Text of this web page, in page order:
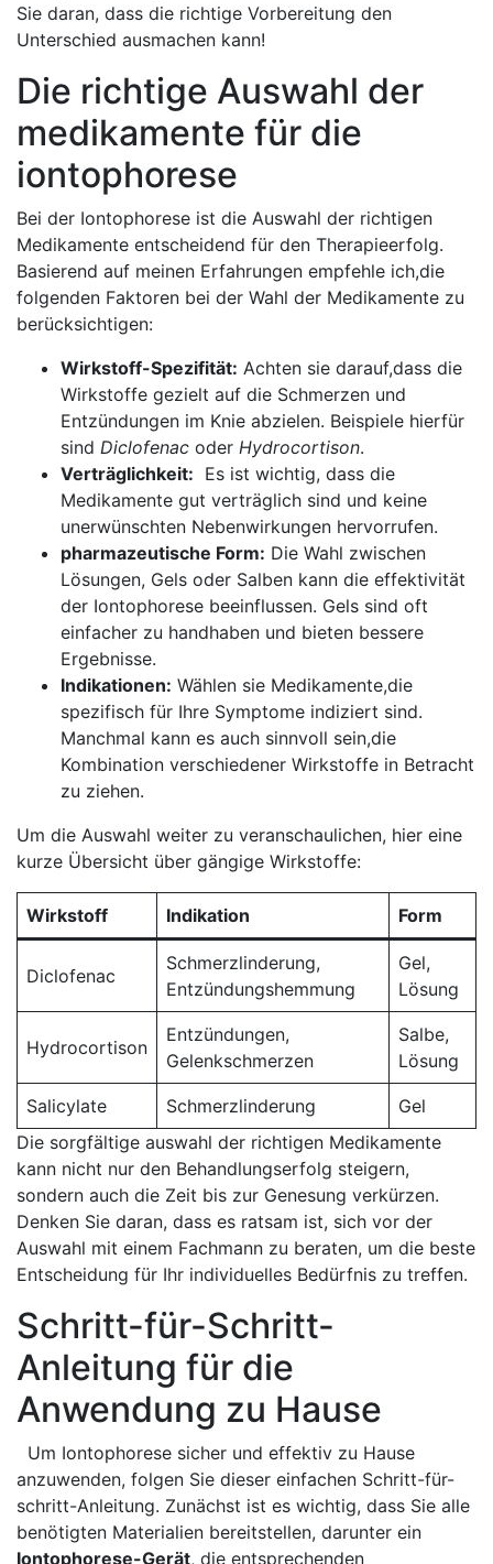
Sie daran, dass die ⁣richtige Vorbereitung den
Unterschied ausmachen kann!
Die richtige ​Auswahl‌ der
medikamente für die
iontophorese
Bei der Iontophorese ist die Auswahl der richtigen‍
Medikamente entscheidend für den​ Therapieerfolg.
Basierend ‌auf meinen Erfahrungen empfehle ich,die
folgenden Faktoren bei der Wahl‍ der Medikamente⁣ zu
berücksichtigen:
Wirkstoff-Spezifität: Achten sie ​darauf,dass die
Wirkstoffe gezielt auf die Schmerzen und
Entzündungen⁤ im Knie abzielen. Beispiele hierfür
sind​ Diclofenac oder Hydrocortison.
Verträglichkeit: ⁢ Es ‍ist wichtig, dass die
Medikamente gut verträglich sind und keine
unerwünschten ‌Nebenwirkungen hervorrufen.
pharmazeutische⁢ Form: Die Wahl⁣ zwischen‍
Lösungen, Gels oder Salben kann ⁣die​ effektivität
der Iontophorese beeinflussen. Gels⁢ sind oft‌
einfacher zu handhaben und bieten bessere
Ergebnisse.
Indikationen: Wählen sie Medikamente,die
spezifisch für ⁢Ihre Symptome indiziert sind.‍
Manchmal kann es auch sinnvoll sein,die
⁤Kombination verschiedener Wirkstoffe in Betracht
​zu ziehen.
Um die Auswahl weiter ​zu veranschaulichen, ​hier⁤ eine
kurze Übersicht‍ über ‌gängige Wirkstoffe:
Wirkstoff Indikation Form
Diclofenac
Schmerzlinderung,
Entzündungshemmung
Gel,
‌Lösung
Hydrocortison
Entzündungen,
Gelenkschmerzen
Salbe,
Lösung
Salicylate Schmerzlinderung
Gel
Die sorgfältige auswahl der richtigen Medikamente ​
kann nicht nur den Behandlungserfolg steigern,
sondern‌ auch die Zeit​ bis zur Genesung verkürzen.‌
Denken Sie daran, dass es ratsam ist, sich vor der
Auswahl‌ mit einem Fachmann​ zu beraten, um die beste
Entscheidung für ​Ihr individuelles Bedürfnis zu treffen.
Schritt-für-Schritt-
Anleitung für die
Anwendung zu Hause
⁣ ⁤ Um‌ Iontophorese sicher und effektiv zu Hause
anzuwenden, folgen Sie dieser einfachen Schritt-für-
schritt-Anleitung. ‌Zunächst ist es wichtig, ⁣dass Sie alle
benötigten Materialien bereitstellen, ‌darunter ein⁤
Iontophorese-Gerät, die ‌entsprechenden